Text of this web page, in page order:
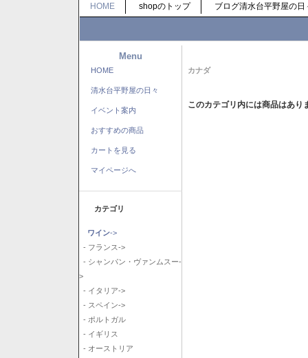
HOME shopのトップ ブログ清水台平野屋の日
Menu
HOME
清水台平野屋の日々
イベント案内
おすすめの商品
カートを見る
マイページへ
カテゴリ
ワイン->
- フランス->
- シャンパン・ヴァンムスー-
>
- イタリア->
- スペイン->
- ポルトガル
- イギリス
- オーストリア
カナダ
このカテゴリ内には商品はあり